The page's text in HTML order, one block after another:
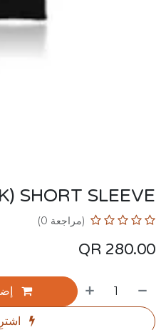
SHORT SLEEVE
(مراجعة 0)
280.00